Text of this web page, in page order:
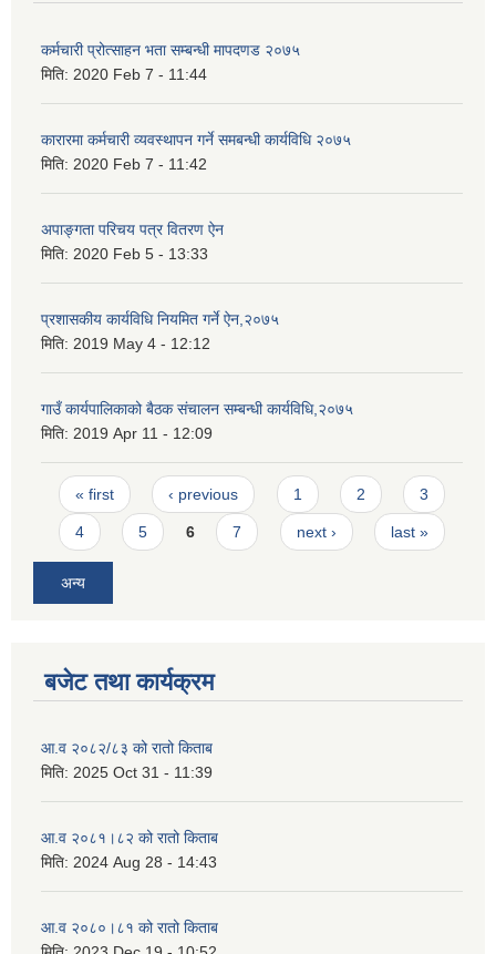
कर्मचारी प्रोत्साहन भता सम्बन्धी मापदणड २०७५
मिति: 2020 Feb 7 - 11:44
कारारमा कर्मचारी व्यवस्थापन गर्ने समबन्धी कार्यविधि २०७५
मिति: 2020 Feb 7 - 11:42
अपाङ्गता परिचय पत्र वितरण ऐन
मिति: 2020 Feb 5 - 13:33
प्रशासकीय कार्यविधि नियमित गर्ने ऐन,२०७५
मिति: 2019 May 4 - 12:12
गाउँ कार्यपालिकाको बैठक संचालन सम्बन्धी कार्यविधि,२०७५
मिति: 2019 Apr 11 - 12:09
Pages
« first ‹ previous 1 2 3
4 5 6 7 next › last »
अन्य
बजेट तथा कार्यक्रम
आ.व २०८२/८३ को रातो किताब
मिति: 2025 Oct 31 - 11:39
आ.व २०८१।८२ को रातो किताब
मिति: 2024 Aug 28 - 14:43
आ.व २०८०।८१ को रातो किताब